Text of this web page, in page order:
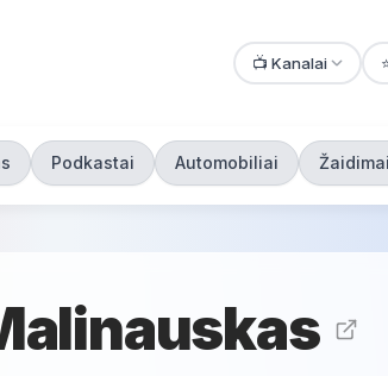
📺 Kanalai
Podkastai Automobiliai Žaidimai